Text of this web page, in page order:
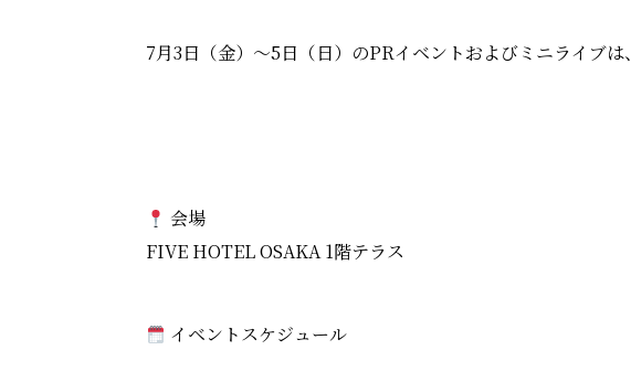
7月3日（金）～5日（日）のPRイベントおよびミニライブは、
会場
FIVE HOTEL OSAKA 1階テラス
イベントスケジュール